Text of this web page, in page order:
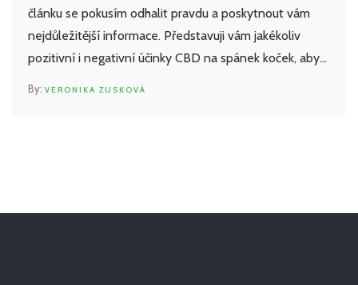
článku se pokusím odhalit pravdu a poskytnout vám
nejdůležitější informace. Představuji vám jakékoliv
pozitivní i negativní účinky CBD na spánek koček, aby
VERONIKA ZUSKOVÁ